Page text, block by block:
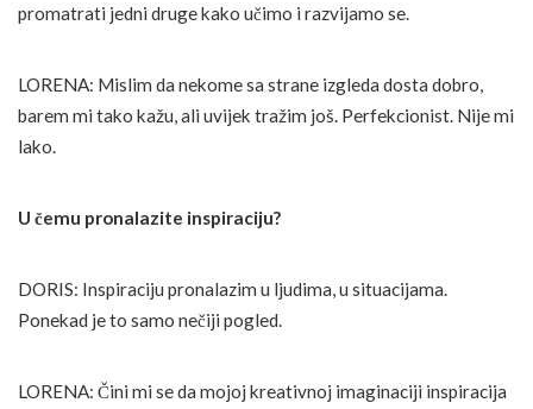
promatrati jedni druge kako učimo i razvijamo se.
LORENA: Mislim da nekome sa strane izgleda dosta dobro,
barem mi tako kažu, ali uvijek tražim još. Perfekcionist. Nije mi
lako.
U čemu pronalazite inspiraciju?
DORIS: Inspiraciju pronalazim u ljudima, u situacijama.
Ponekad je to samo nečiji pogled.
LORENA: Čini mi se da mojoj kreativnoj imaginaciji inspiracija